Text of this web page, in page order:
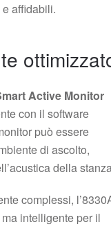
affidabili.
Active Monitor
con il software
può essere
di ascolto,
della
complessi,
intelligente per il